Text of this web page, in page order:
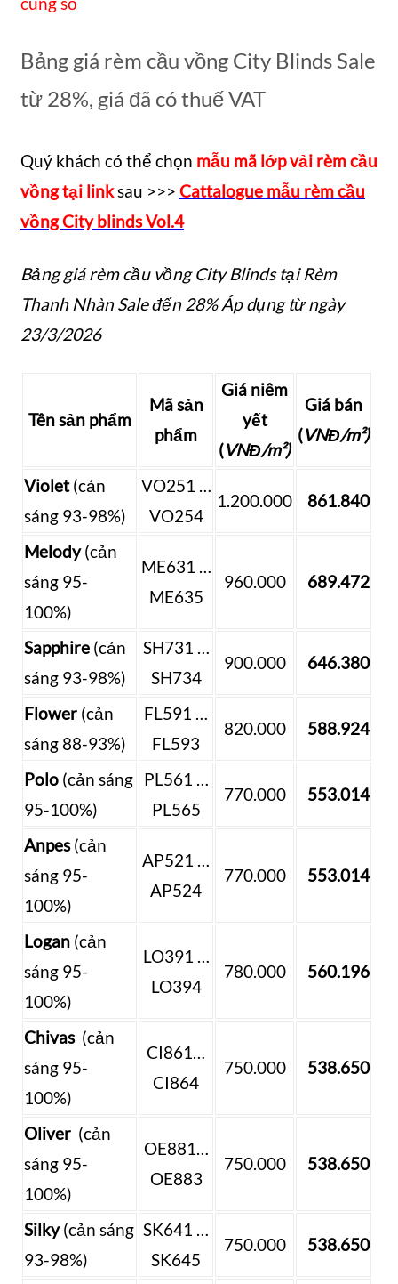
Bảng giá rèm cầu vồng City Blinds Sale
từ 28%, giá đã có thuế VAT
Quý khách có thể chọn mẫu mã lớp vải rèm cầu
vồng tại linksau >>> Cattalogue mẫu rèm cầu
vồng City blinds Vol.4
Bảng giá rèm cầu vồng City Blinds tại Rèm
Thanh Nhàn Sale đến 28% Áp dụng từ ngày
23/3/2026
Tên sản phẩm
Mã sản
phẩm
Giá niêm
yết
(VNĐ/m²)
Giá bán
(VNĐ/m²)
Violet(cản
sáng 93-98%)
VO251 …
VO254
1.200.000 861.840
Melody(cản
sáng 95-
100%)
ME631 …
ME635
960.000 689.472
Sapphire (cản
sáng 93-98%)
SH731 …
SH734
900.000 646.380
Flower (cản
sáng 88-93%)
FL591 …
FL593
820.000 588.924
Polo (cản sáng
95-100%)
PL561 …
PL565
770.000 553.014
Anpes(cản
sáng 95-
100%)
AP521 …
AP524
770.000 553.014
Logan (cản
sáng 95-
100%)
LO391 …
LO394
780.000 560.196
Chivas (cản
sáng 95-
100%)
CI861…
CI864
750.000 538.650
Oliver (cản
sáng 95-
100%)
OE881…
OE883
750.000 538.650
Silky(cản sáng
93-98%)
SK641 …
SK645
750.000 538.650